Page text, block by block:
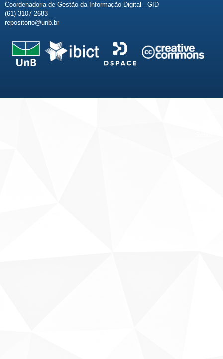
Coordenadoria de Gestão da Informação Digital - GID
(61) 3107-2683
repositorio@unb.br